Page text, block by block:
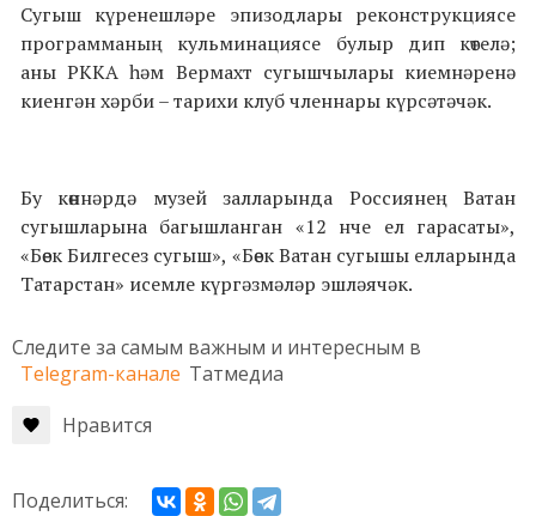
Сугыш күренешләре эпизодлары реконструкциясе
программаның кульминациясе булыр дип көтелә;
аны РККА һәм Вермахт сугышчылары киемнәренә
киенгән хәрби – тарихи клуб членнары күрсәтәчәк.
Бу көннәрдә музей залларында Россиянең Ватан
сугышларына багышланган «12 нче ел гарасаты»,
«Бөек Билгесез сугыш», «Бөек Ватан сугышы елларында
Татарстан» исемле күргәзмәләр эшләячәк.
Следите за самым важным и интересным в
Telegram-канале Татмедиа
Нравится
Поделиться: